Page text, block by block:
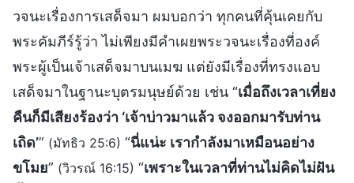
วจนะเรื่องการเสด็จมา ผมบอกว่า ทุกคนที่คุ้นเคยกับ
พระคัมภีร์รู้ว่า ไม่เพียงมีคำเผยพระวจนะเรื่องที่องค์
พระผู้เป็นเจ้าเสด็จมาบนเมฆ แต่ยังมีเรื่องที่ทรงแอบ
เสด็จมาในฐานะบุตรมนุษย์ด้วย เช่น “เมื่อถึงเวลาเที่ยง
คืนก็มีเสียงร้องว่า ‘เจ้าบ่าวมาแล้ว จงออกมารับท่าน
เถิด’” (มัทธิว 25:6) “นี่แน่ะ เรากำลังมาเหมือนอย่าง
ขโมย” (วิวรณ์ 16:15) “เพราะในเวลาที่ท่านไม่คิดไม่ฝัน